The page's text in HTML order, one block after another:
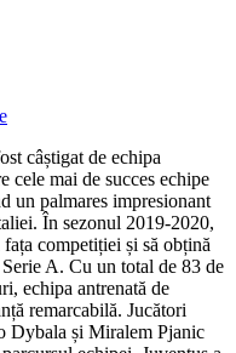
câștigat de echipa
cele mai de succes echipe
un palmares impresionant
În sezonul 2019-2020,
competiției și să obțină
A. Cu un total de 83 de
echipa antrenată de
remarcabilă. Jucători
Dybala și Miralem Pjanic